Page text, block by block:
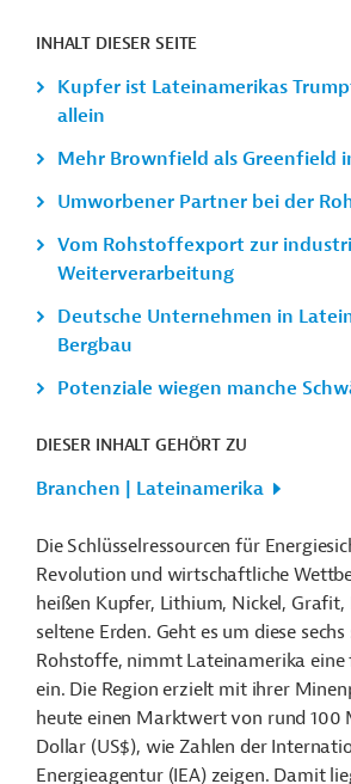
INHALT DIESER SEITE
Kupfer ist Lateinamerikas
allein
Mehr Brownfield als Greenfield
Umworbener Partner bei der
Vom Rohstoffexport zur
Weiterverarbeitung
Deutsche Unternehmen in
Bergbau
Potenziale wiegen manche
DIESER INHALT GEHÖRT ZU
Branchen | Lateinamerika
Die Schlüsselressourcen für
Revolution und wirtschaftliche
heißen Kupfer, Lithium, Nickel,
seltene Erden. Geht es um diese
Rohstoffe, nimmt Lateinamerika eine
ein. Die Region erzielt mit ihrer
heute einen Marktwert von rund 100
Dollar (US$), wie Zahlen der
Energieagentur (IEA) zeigen. Damit